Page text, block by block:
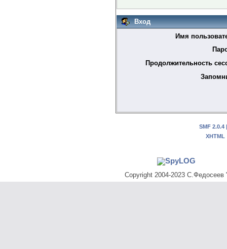
Вход
Имя
Продолжительность
SMF 2.0.4
XHTML
Copyright 2004-2023 С.Федосеев